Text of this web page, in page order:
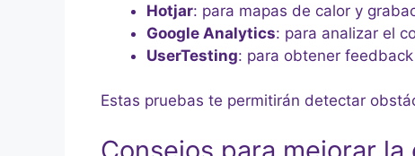
Hotjar: para mapas de calor y
Google Analytics: para analizar el
UserTesting: para obtener
Estas pruebas te permitirán detectar